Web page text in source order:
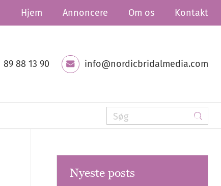
Hjem Annoncere Om os Kontakt
89 88 13 90 info@nordicbridalmedia.com
Nyeste posts